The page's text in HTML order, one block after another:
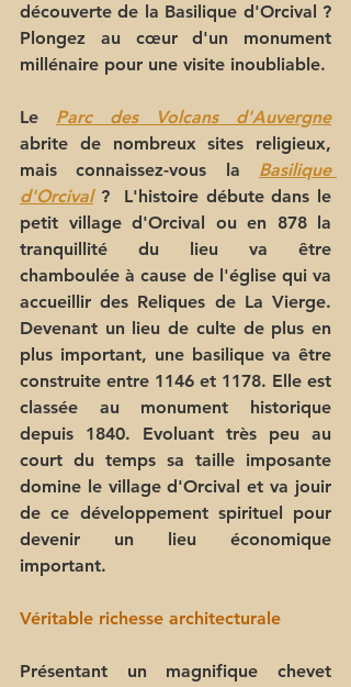
découverte de la Basilique d'Orcival ?
Plongez au cœur d'un monument
millénaire pour une visite inoubliable.
Le Parc des Volcans d'Auvergne
abrite de nombreux sites religieux,
mais connaissez-vous la Basilique
d'Orcival ?  L'histoire débute dans le
petit village d'Orcival ou en 878 la
tranquillité du lieu va être
chamboulée à cause de l'église qui va
accueillir des Reliques de La Vierge.
Devenant un lieu de culte de plus en
plus important, une basilique va être
construite entre 1146 et 1178. Elle est
classée au monument historique
depuis 1840. Evoluant très peu au
court du temps sa taille imposante
domine le village d'Orcival et va jouir
de ce développement spirituel pour
devenir un lieu économique
important.
Véritable richesse architecturale
Présentant un magnifique chevet